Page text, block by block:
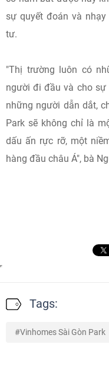
sự quyết đoán và
tư.
"Thị trường luôn có
người đi đầu và cho sự
những người dẫn dắt,
Park sẽ không chỉ là
dấu ấn rực rỡ, một
hàng đầu châu Á", bà
Tags:
Vinhomes Sài Gòn Park